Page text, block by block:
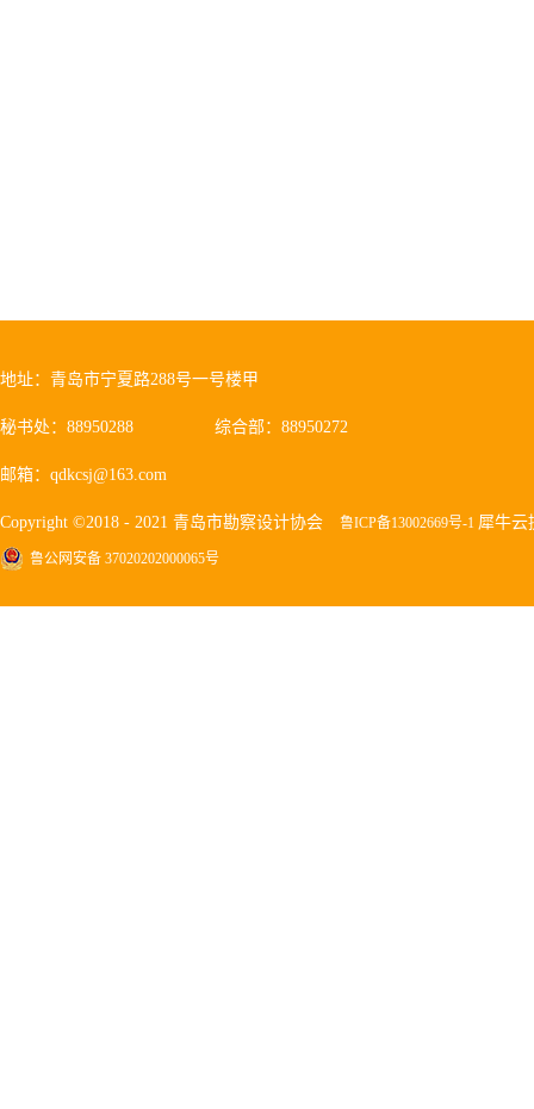
地址：青岛市宁夏路288号一号楼甲
秘书处：88950288 综合部：88950272
邮箱：qdkcsj@163.com
Copyright ©2018 - 2021 青岛市勘察设计协会 鲁ICP备13002669号-1 犀牛云
鲁公网安备 37020202000065号